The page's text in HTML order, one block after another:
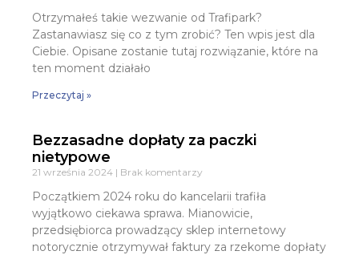
Otrzymałeś takie wezwanie od Trafipark?
Zastanawiasz się co z tym zrobić? Ten wpis jest dla
Ciebie. Opisane zostanie tutaj rozwiązanie, które na
ten moment działało
Przeczytaj »
Bezzasadne dopłaty za paczki
nietypowe
21 września 2024 Brak komentarzy
Początkiem 2024 roku do kancelarii trafiła
wyjątkowo ciekawa sprawa. Mianowicie,
przedsiębiorca prowadzący sklep internetowy
notorycznie otrzymywał faktury za rzekome dopłaty